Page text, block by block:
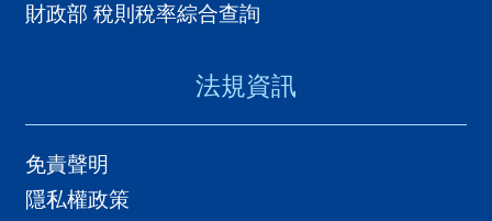
財政部 稅則稅率綜合查詢
法規資訊
免責聲明
隱私權政策